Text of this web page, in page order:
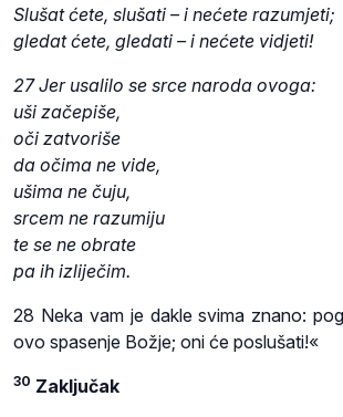
Slušat ćete, slušati – i nećete razumjeti;
gledat ćete, gledati – i nećete vidjeti!
27 Jer usalilo se srce naroda ovoga:
uši začepiše,
oči zatvoriše
da očima ne vide,
ušima ne čuju,
srcem ne razumiju
te se ne obrate
pa ih izliječim.
28 Neka vam je dakle svima znano:
ovo spasenje Božje; oni će poslušati!«
30 Zaključak